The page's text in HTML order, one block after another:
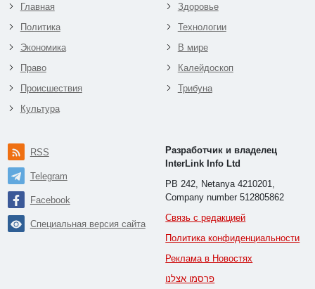
Главная
Политика
Экономика
Право
Происшествия
Культура
Здоровье
Технологии
В мире
Калейдоскоп
Трибуна
RSS
Telegram
Facebook
Специальная версия сайта
Разработчик и владелец
InterLink Info Ltd
PB 242, Netanya 4210201,
Company number 512805862
Связь с редакцией
Политика конфиденциальности
Реклама в Новостях
פרסמו אצלנו